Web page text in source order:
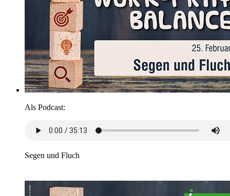
Als Podcast:
Segen und Fluch